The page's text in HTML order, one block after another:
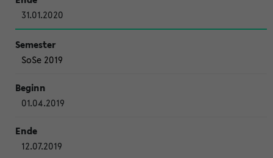
31.01.2020
SoSe 2019
01.04.2019
12.07.2019